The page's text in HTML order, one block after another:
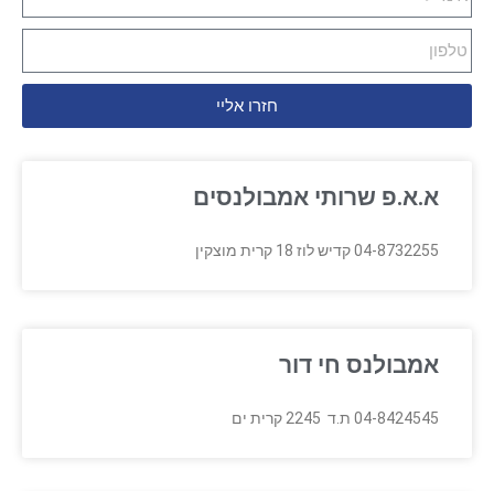
חזרו אליי
א.א.פ שרותי אמבולנסים
04-8732255 קדיש לוז 18 קרית מוצקין
אמבולנס חי דור
04-8424545 ת.ד 2245 קרית ים